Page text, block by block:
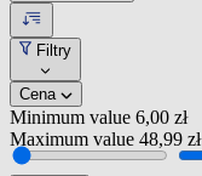
Filtry
Cena
Minimum value 6,00 zł
Maximum value 48,99 zł